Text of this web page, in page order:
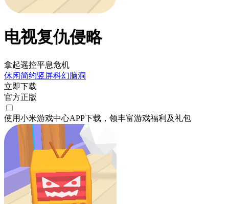
电视复仇侵略
拿起遥控平息危机
休闲简约竖屏科幻脑洞
立即下载
官方正版
使用小米游戏中心APP下载 ，领丰富游戏福利 及礼包